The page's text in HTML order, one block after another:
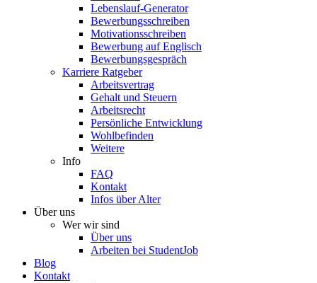
Lebenslauf-Generator
Bewerbungsschreiben
Motivationsschreiben
Bewerbung auf Englisch
Bewerbungsgespräch
Karriere Ratgeber
Arbeitsvertrag
Gehalt und Steuern
Arbeitsrecht
Persönliche Entwicklung
Wohlbefinden
Weitere
Info
FAQ
Kontakt
Infos über Alter
Über uns
Wer wir sind
Über uns
Arbeiten bei StudentJob
Blog
Kontakt